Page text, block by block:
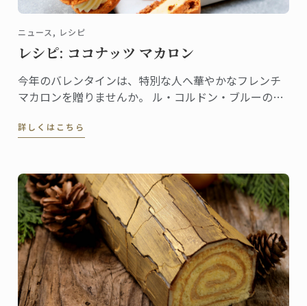
ニュース, レシピ
レシピ: ココナッツ マカロン
今年のバレンタインは、特別な人へ華やかなフレンチ
マカロンを贈りませんか。 ル・コルドン・ブルーの書
ツ マカロンのレシピをご紹介しましょう。
詳しくはこちら